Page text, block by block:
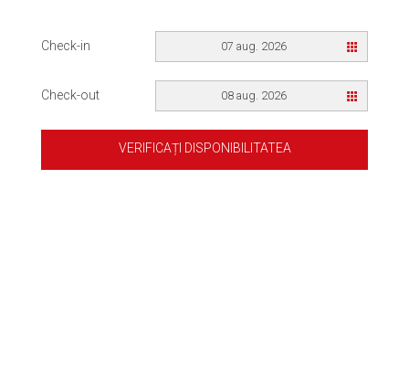
Check-in 07 aug. 2026
Check-out 08 aug. 2026
VERIFICAȚI DISPONIBILITATEA